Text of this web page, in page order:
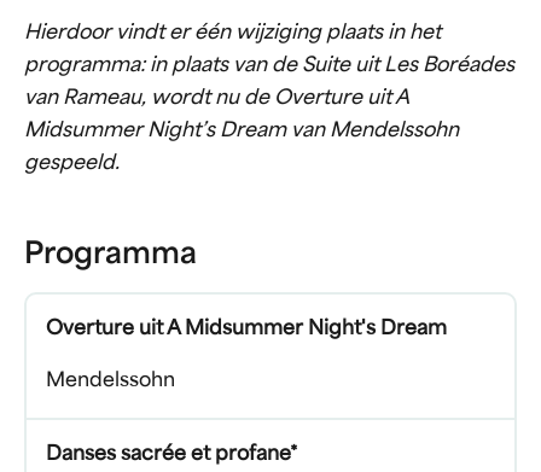
Hierdoor vindt er één wijziging plaats in het
programma: in plaats van de Suite uit Les Boréades
van Rameau, wordt nu de Overture uit A
Midsummer Night’s Dream van Mendelssohn
gespeeld.
Programma
Overture uit A Midsummer Night's Dream
Mendelssohn
Danses sacrée et profane*